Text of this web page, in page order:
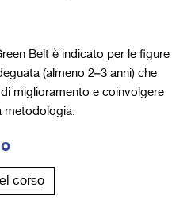
Belt è indicato per le figure
(almeno 2–3 anni) che
miglioramento e coinvolgere
metodologia.
corso